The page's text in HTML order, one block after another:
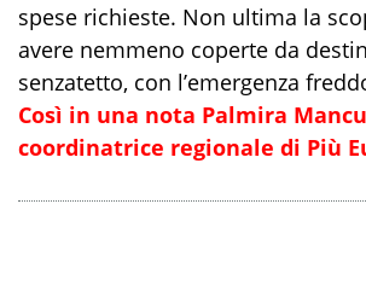
spese richieste. Non ultima la
avere nemmeno coperte da
senzatetto, con l’emergenza
Così in una nota Palmira
coordinatrice regionale di Più